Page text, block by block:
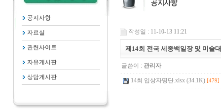
공지사항
자료실
관련사이트
자유게시판
상담게시판
작성일 : 11-10-13 11:21
제14회 전국 세종백일장 및 미술
글쓴이 : 관리자
14회 입상자명단.xlsx (34.1K) [479]